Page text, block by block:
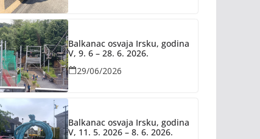
Balkanac osvaja Irsku, godina
V, 9. 6 – 28. 6. 2026.
29/06/2026
Balkanac osvaja Irsku, godina
V, 11. 5. 2026 – 8. 6. 2026.